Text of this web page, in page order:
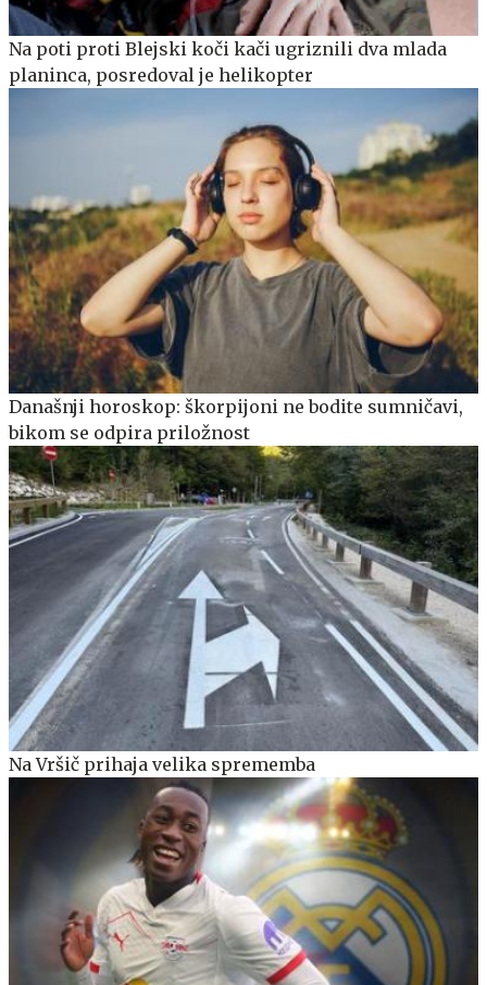
Na poti proti Blejski koči kači ugriznili dva mlada
planinca, posredoval je helikopter
Današnji horoskop: škorpijoni ne bodite sumničavi,
bikom se odpira priložnost
Na Vršič prihaja velika sprememba